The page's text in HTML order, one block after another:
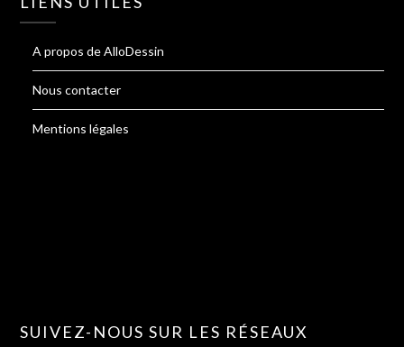
A propos de AlloDessin
Nous contacter
Mentions légales
SUIVEZ-NOUS SUR LES RÉSEAUX